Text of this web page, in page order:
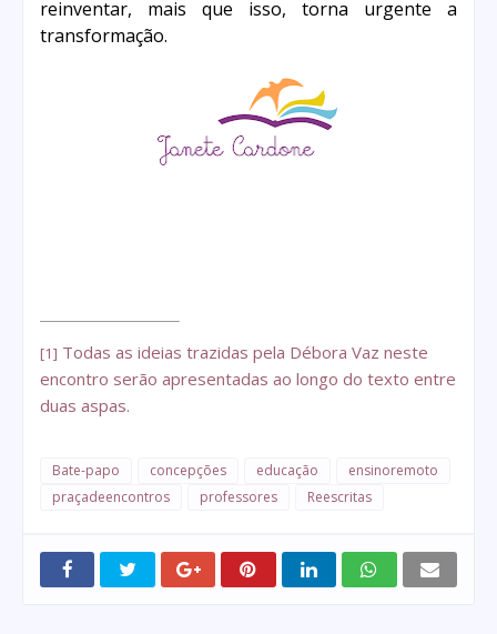
reinventar, mais que isso, torna urgente a
transformação.
[1] Todas as ideias trazidas pela Débora Vaz neste
encontro serão apresentadas ao longo do texto entre
duas aspas.
Bate-papo concepções educação
ensinoremoto
praçadeencontros
professores Reescritas